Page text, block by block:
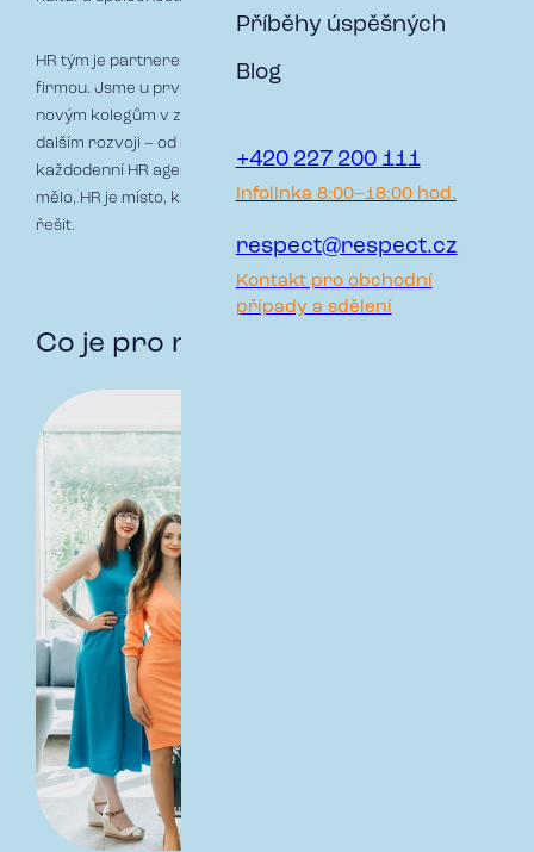
Příběhy úspěšných
Blog
+420 227 200 111
Infolinka 8:00–18:00 hod.
respect@respect.cz
Kontakt pro obchodní
případy a sdělení
HR tým je partnerem pro kolegy i manažery napříč celou
firmou. Jsme u prvního kontaktu s kandidáty, pomáháme
novým kolegům v začátcích a podporujeme týmy v jejich
dalším rozvoji – od náboru a onboardingu až po vzdělávání a
každodenní HR agendu. A když něco nefunguje tak, jak by
mělo, HR je místo, kam mohou kolegové přijít a věci společně
řešit.
Co je pro nás důležité